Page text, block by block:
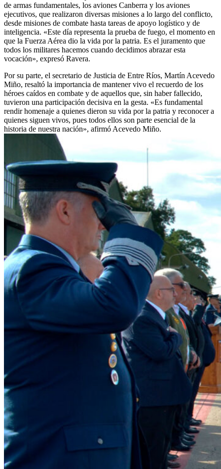
de armas fundamentales, los aviones Canberra y los aviones
ejecutivos, que realizaron diversas misiones a lo largo del conflicto,
desde misiones de combate hasta tareas de apoyo logístico y de
inteligencia. «Este día representa la prueba de fuego, el momento en
que la Fuerza Aérea dio la vida por la patria. Es el juramento que
todos los militares hacemos cuando decidimos abrazar esta
vocación», expresó Ravera.
Por su parte, el secretario de Justicia de Entre Ríos, Martín Acevedo
Miño, resaltó la importancia de mantener vivo el recuerdo de los
héroes caídos en combate y de aquellos que, sin haber fallecido,
tuvieron una participación decisiva en la gesta. «Es fundamental
rendir homenaje a quienes dieron su vida por la patria y reconocer a
quienes siguen vivos, pues todos ellos son parte esencial de la
historia de nuestra nación», afirmó Acevedo Miño.